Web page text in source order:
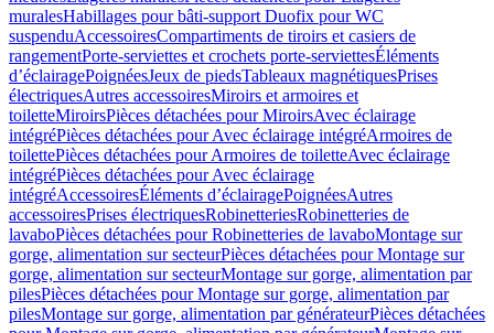
muralesHabillages pour bâti-support Duofix pour WC
suspenduAccessoiresCompartiments de tiroirs et casiers de
rangementPorte-serviettes et crochets porte-serviettesÉléments
d’éclairagePoignéesJeux de piedsTableaux magnétiquesPrises
électriquesAutres accessoiresMiroirs et armoires et
toiletteMiroirsPièces détachées pour MiroirsAvec éclairage
intégréPièces détachées pour Avec éclairage intégréArmoires de
toilettePièces détachées pour Armoires de toiletteAvec éclairage
intégréPièces détachées pour Avec éclairage
intégréAccessoiresÉléments d’éclairagePoignéesAutres
accessoiresPrises électriquesRobinetteriesRobinetteries de
lavaboPièces détachées pour Robinetteries de lavaboMontage sur
gorge, alimentation sur secteurPièces détachées pour Montage sur
gorge, alimentation sur secteurMontage sur gorge, alimentation par
pilesPièces détachées pour Montage sur gorge, alimentation par
pilesMontage sur gorge, alimentation par générateurPièces détachées